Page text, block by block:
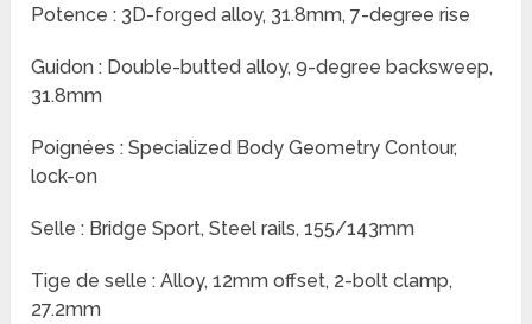
Potence : 3D-forged alloy, 31.8mm, 7-degree rise
Guidon : Double-butted alloy, 9-degree backsweep,
31.8mm
Poignées : Specialized Body Geometry Contour,
lock-on
Selle : Bridge Sport, Steel rails, 155/143mm
Tige de selle : Alloy, 12mm offset, 2-bolt clamp,
27.2mm